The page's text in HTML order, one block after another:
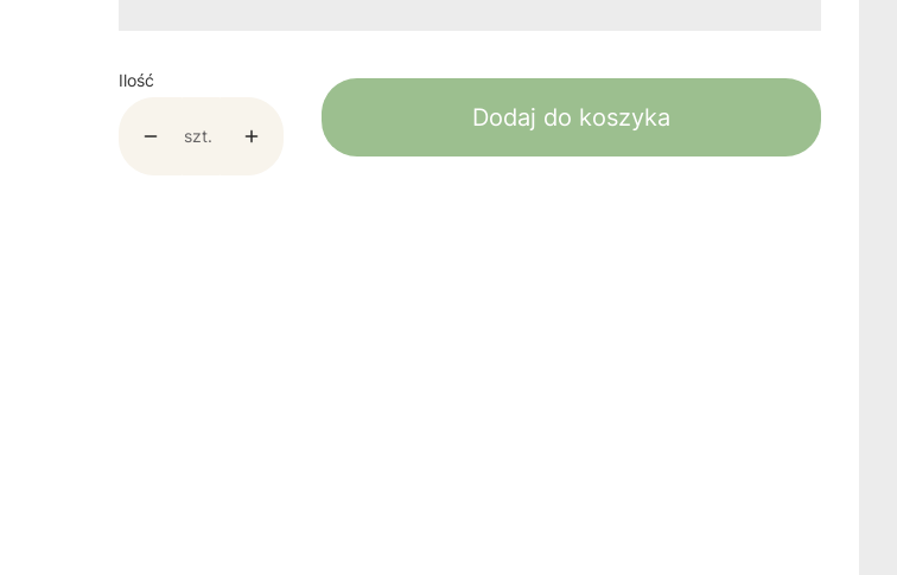
Ilość
szt.
Dodaj do koszyka